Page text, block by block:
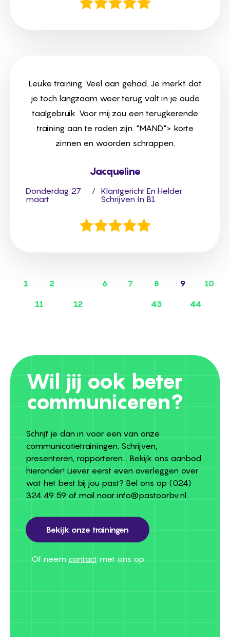
Leuke training. Veel aan gehad. Je merkt dat
je toch langzaam weer terug valt in je oude
taalgebruik. Voor mij zou een terugkerende
training aan te raden zijn. "MAND"> korte
zinnen en woorden schrappen.
Jacqueline
Donderdag 27
maart
/ Klantgericht En Helder
Schrijven In B1
1 2 6 7 8 9
10
11
12 43 44
Wil jij ook beter
communiceren?
Schrijf je dan in voor een van onze
communicatietrainingen. Schrijven,
presenteren, rapporteren... Bekijk ons aanbod
hieronder! Liever eerst even overleggen over
wat het best bij jou past? Bel ons op (024)
324 49 59 of mail naar info@pastoorbv.nl.
Bekijk onze trainingen
Bekijk onze trainingen
Of neem contact met ons op